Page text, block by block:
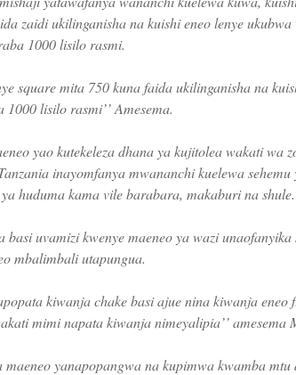
zaidi ukilinganisha na kuishi eneo lenye ukubwa
1000 lisilo rasmi.
square mita 750 kuna faida ukilinganisha na
1000 lisilo rasmi’’ Amesema.
yao kutekeleza dhana ya kujitolea wakati wa
inayomfanya mwananchi kuelewa sehemu
huduma kama vile barabara, makaburi na shule.
uvamizi kwenye maeneo ya wazi unaofanyika
mbalimbali utapungua.
kiwanja chake basi ajue nina kiwanja
mimi napata kiwanja nimeyalipia’’ amesema
yanapopangwa na kupimwa kwamba mtu